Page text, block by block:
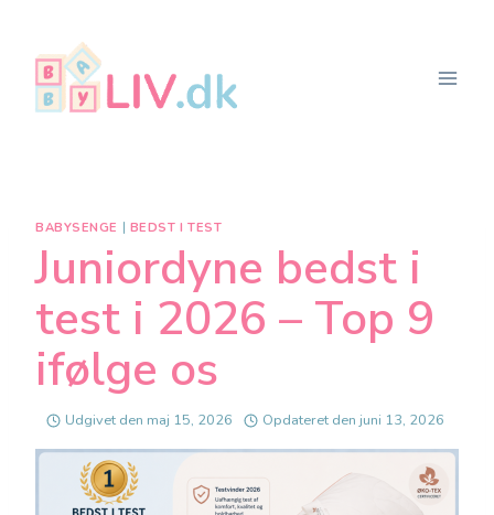
indhold
BABYSENGE BEDST I TEST
Juniordyne bedst i
test i 2026 – Top 9
ifølge os
Udgivet den maj 15, 2026 Opdateret den juni 13, 2026